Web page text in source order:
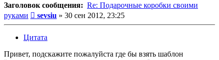
Заголовок сообщения: Re: Подарочные коробки своими
руками
Сообщение
sevsiu » 30 сен 2012, 23:25
Цитата
Привет, подскажите пожалуйста где бы взять шаблон